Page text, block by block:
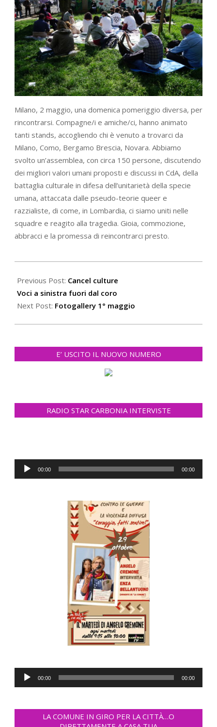
Milano, 2 maggio, una domenica pomeriggio diversa, per
rincontrarsi. Compagne/i e amiche/ci, hanno animato
tanti stands, accogliendo chi è venuto a trovarci da
Milano, Como, Bergamo Brescia, Novara. Abbiamo
svolto un’assemblea, con circa 150 persone, discutendo
dei migliori valori umani proposti e discussi in CdA, della
battaglia culturale in difesa dell’unitarietà della specie
umana, attaccata dalle pseudo-teorie queer e
razzialiste, di come, in Lombardia, ci siamo uniti nelle
squadre e reagito alla tragedia. Gioia, commozione,
abbracci e la promessa di reincontrarci presto.
05-
02
Previous Post: Cancel culture
Voci a sinistra fuori dal coro
Next Post: Fotogallery 1° maggio
E’ USCITO IL NUOVO NUMERO
RADIO STAR CARBONIA INTERVISTE
Audio
Player
00:00 00:00
Audio
Player
00:00 00:00
LA COMUNE IN GIRO PER LA CITTÀ…O